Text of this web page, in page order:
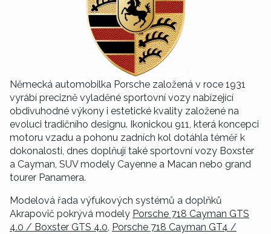
Německá automobilka Porsche založená v roce 1931
vyrábí precizně vyladěné sportovní vozy nabízející
obdivuhodné výkony i estetické kvality založené na
evoluci tradičního designu. Ikonickou 911, která koncepci
motoru vzadu a pohonu zadních kol dotáhla téměř k
dokonalosti, dnes doplňují také sportovní vozy Boxster
a Cayman, SUV modely Cayenne a Macan nebo grand
tourer Panamera.
Modelová řada výfukových systémů a doplňků
Akrapovič pokrývá modely Porsche 718 Cayman GTS
4.0 / Boxster GTS 4.0, Porsche 718 Cayman GT4 /